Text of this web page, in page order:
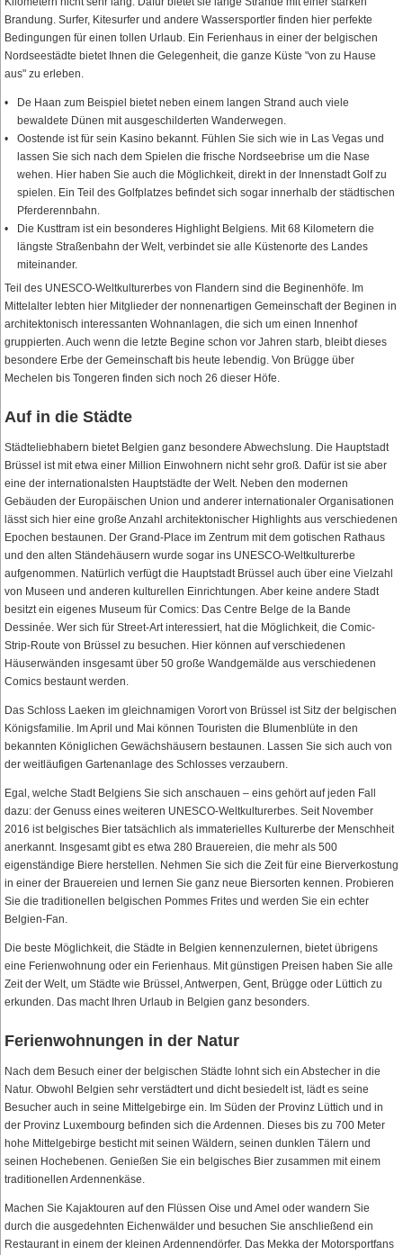
Brandung. Surfer, Kitesurfer und andere Wassersportler finden hier perfekte
Bedingungen für einen tollen Urlaub. Ein Ferienhaus in einer der belgischen
Nordseestädte bietet Ihnen die Gelegenheit, die ganze Küste "von zu Hause
aus" zu erleben.
De Haan zum Beispiel bietet neben einem langen Strand auch viele
bewaldete Dünen mit ausgeschilderten Wanderwegen.
Oostende ist für sein Kasino bekannt. Fühlen Sie sich wie in Las Vegas und
lassen Sie sich nach dem Spielen die frische Nordseebrise um die Nase
wehen. Hier haben Sie auch die Möglichkeit, direkt in der Innenstadt Golf zu
spielen. Ein Teil des Golfplatzes befindet sich sogar innerhalb der städtischen
Pferderennbahn.
Die Kusttram ist ein besonderes Highlight Belgiens. Mit 68 Kilometern die
längste Straßenbahn der Welt, verbindet sie alle Küstenorte des Landes
miteinander.
Teil des UNESCO-Weltkulturerbes von Flandern sind die Beginenhöfe. Im
Mittelalter lebten hier Mitglieder der nonnenartigen Gemeinschaft der Beginen in
architektonisch interessanten Wohnanlagen, die sich um einen Innenhof
gruppierten. Auch wenn die letzte Begine schon vor Jahren starb, bleibt dieses
besondere Erbe der Gemeinschaft bis heute lebendig. Von Brügge über
Mechelen bis Tongeren finden sich noch 26 dieser Höfe.
Auf in die Städte
Städteliebhabern bietet Belgien ganz besondere Abwechslung. Die Hauptstadt
Brüssel ist mit etwa einer Million Einwohnern nicht sehr groß. Dafür ist sie aber
eine der internationalsten Hauptstädte der Welt. Neben den modernen
Gebäuden der Europäischen Union und anderer internationaler Organisationen
lässt sich hier eine große Anzahl architektonischer Highlights aus verschiedenen
Epochen bestaunen. Der Grand-Place im Zentrum mit dem gotischen Rathaus
und den alten Ständehäusern wurde sogar ins UNESCO-Weltkulturerbe
aufgenommen. Natürlich verfügt die Hauptstadt Brüssel auch über eine Vielzahl
von Museen und anderen kulturellen Einrichtungen. Aber keine andere Stadt
besitzt ein eigenes Museum für Comics: Das Centre Belge de la Bande
Dessinée. Wer sich für Street-Art interessiert, hat die Möglichkeit, die Comic-
Strip-Route von Brüssel zu besuchen. Hier können auf verschiedenen
Häuserwänden insgesamt über 50 große Wandgemälde aus verschiedenen
Comics bestaunt werden.
Das Schloss Laeken im gleichnamigen Vorort von Brüssel ist Sitz der belgischen
Königsfamilie. Im April und Mai können Touristen die Blumenblüte in den
bekannten Königlichen Gewächshäusern bestaunen. Lassen Sie sich auch von
der weitläufigen Gartenanlage des Schlosses verzaubern.
Egal, welche Stadt Belgiens Sie sich anschauen – eins gehört auf jeden Fall
dazu: der Genuss eines weiteren UNESCO-Weltkulturerbes. Seit November
2016 ist belgisches Bier tatsächlich als immaterielles Kulturerbe der Menschheit
anerkannt. Insgesamt gibt es etwa 280 Brauereien, die mehr als 500
eigenständige Biere herstellen. Nehmen Sie sich die Zeit für eine Bierverkostung
in einer der Brauereien und lernen Sie ganz neue Biersorten kennen. Probieren
Sie die traditionellen belgischen Pommes Frites und werden Sie ein echter
Belgien-Fan.
Die beste Möglichkeit, die Städte in Belgien kennenzulernen, bietet übrigens
eine Ferienwohnung oder ein Ferienhaus. Mit günstigen Preisen haben Sie alle
Zeit der Welt, um Städte wie Brüssel, Antwerpen, Gent, Brügge oder Lüttich zu
erkunden. Das macht Ihren Urlaub in Belgien ganz besonders.
Ferienwohnungen in der Natur
Nach dem Besuch einer der belgischen Städte lohnt sich ein Abstecher in die
Natur. Obwohl Belgien sehr verstädtert und dicht besiedelt ist, lädt es seine
Besucher auch in seine Mittelgebirge ein. Im Süden der Provinz Lüttich und in
der Provinz Luxembourg befinden sich die Ardennen. Dieses bis zu 700 Meter
hohe Mittelgebirge besticht mit seinen Wäldern, seinen dunklen Tälern und
seinen Hochebenen. Genießen Sie ein belgisches Bier zusammen mit einem
traditionellen Ardennenkäse.
Machen Sie Kajaktouren auf den Flüssen Oise und Amel oder wandern Sie
durch die ausgedehnten Eichenwälder und besuchen Sie anschließend ein
Restaurant in einem der kleinen Ardennendörfer. Das Mekka der Motorsportfans